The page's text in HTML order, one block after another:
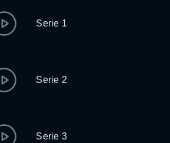
Serie 1
Serie 2
Serie 3